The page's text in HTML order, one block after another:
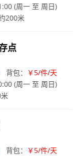
(周一 至 周日)
200米
点
背包：
￥5/件/天
(周一 至 周日)
背包：
￥5/件/天